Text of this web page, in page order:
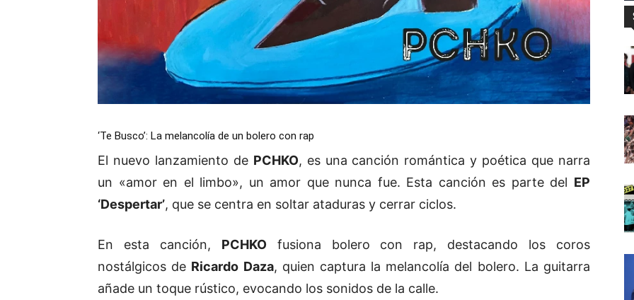
‘Te Busco’: La melancolía de un bolero con rap
El nuevo lanzamiento de PCHKO, es una canción romántica y poética que narra
un «amor en el limbo», un amor que nunca fue. Esta canción es parte del EP
‘Despertar’, que se centra en soltar ataduras y cerrar ciclos.
En esta canción, PCHKOfusiona bolero con rap, destacando los coros
nostálgicos de Ricardo Daza, quien captura la melancolía del bolero. La guitarra
añade un toque rústico, evocando los sonidos de la calle.